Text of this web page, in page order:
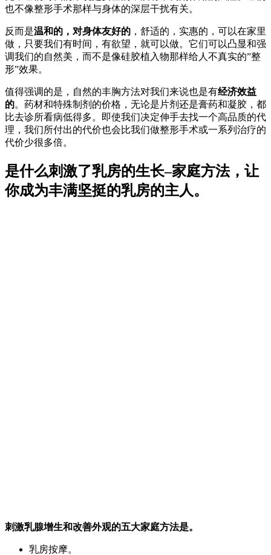
也不像整形手术那样与身体的深层干扰有关。
反而是温和的，对身体友好的 ，舒适的，实惠的，可以在家里
做，只要我们有时间，有欲望，就可以做。它们可以凸显和强
调我们的自然美，而不是像硅胶植入物那样给人不真实的”整
形”效果。
值得强调的是，自然的丰胸方法对我们来说也是有经济效益
的。药材和特殊制剂的价格，无论是片剂还是膏药和凝胶，都
比去诊所看病低得多。即使我们决定伸手去找一个高品质的代
理，我们所付出的代价也会比我们做整形手术或一系列治疗的
代价少很多倍。
是什么刺激了乳房的生长–家庭方法，让
你成为丰满坚挺的乳房的主人。
刺激乳腺增生和改善外观的五大家庭方法是。
乳房按摩。